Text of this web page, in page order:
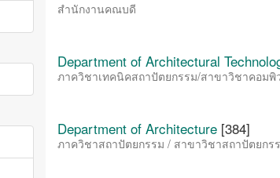
สำนักงานคณบดี
Department of Architectural
ภาควิชาเทคนิคสถาปัตยกรรม/สาขาวิชาคอมพิ
Department of Architecture[384]
ภาควิชาสถาปัตยกรรม / สาขาวิชาสถาปัตยก